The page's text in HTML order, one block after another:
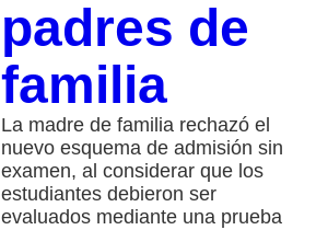
padres de
familia
La madre de familia rechazó el
nuevo esquema de admisión sin
examen, al considerar que los
estudiantes debieron ser
evaluados mediante una prueba